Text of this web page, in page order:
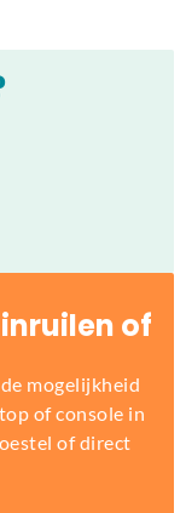
of
mogelijkheid
of console in
of direct